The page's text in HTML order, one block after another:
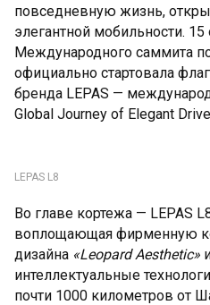
повседневную жизнь,
элегантной мобильности.
Международного саммита
официально стартовала
бренда LEPAS —
Global Journey of Elegant
LEPAS L8
Во главе кортежа — LEPAS
воплощающая фирменную
дизайна «Leopard Aesthetic»
интеллектуальные
почти 1000 километров от